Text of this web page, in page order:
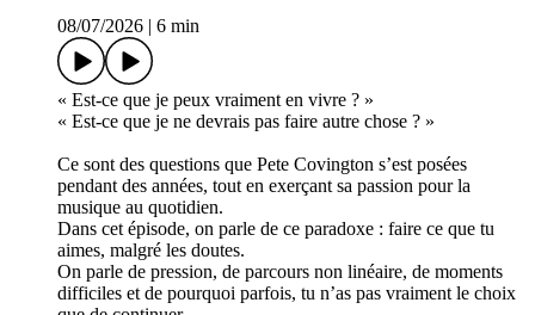
08/07/2026
6 min
« Est-ce que je peux vraiment en vivre ? »
« Est-ce que je ne devrais pas faire autre chose ? »
Ce sont des questions que Pete Covington s’est posées
pendant des années, tout en exerçant sa passion pour la
musique au quotidien.
Dans cet épisode, on parle de ce paradoxe : faire ce que tu
aimes, malgré les doutes.
On parle de pression, de parcours non linéaire, de moments
difficiles et de pourquoi parfois, tu n’as pas vraiment le choix